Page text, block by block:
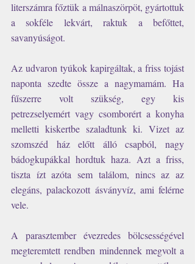
literszámra főztük a málnaszörpöt, gyártottuk
a sokféle lekvárt, raktuk a befőttet,
savanyúságot.
Az udvaron tyúkok kapirgáltak, a friss tojást
naponta szedte össze a nagymamám. Ha
fűszerre volt szükség, egy kis
petrezselyemért vagy csomborért a konyha
melletti kiskertbe szaladtunk ki. Vizet az
szomszéd ház előtt álló csapból, nagy
bádogkupákkal hordtuk haza. Azt a friss,
tiszta ízt azóta sem találom, nincs az az
elegáns, palackozott ásványvíz, ami felérne
vele.
A parasztember évezredes bölcsességével
megteremtett rendben mindennek megvolt a